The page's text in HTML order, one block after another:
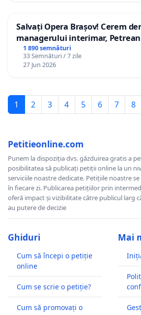
Salvați Opera Brașov! Cerem
managerului interimar,
1 890 semnături
33 Semnături / 7 zile
27 Jun 2026
1 2 3 4 5 6 7 8
Petitieonline.com
Punem la dispoziția dvs. găzduirea gratis a
posibilitatea să publicați petiții online la un
serviciile noastre dedicate. Petițiile noastre
în fiecare zi. Publicarea petițiilor prin
oferă impact și vizibilitate către publicul larg
au putere de decizie
Ghiduri
Cum să începi o petiție
online
Cum se scrie o petiție?
Cum să promovați o
Mai